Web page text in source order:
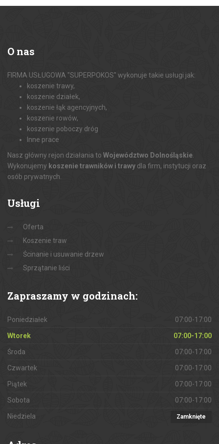
O nas
FIRMA USŁUGOWA "SUPERPOKOS" wykonuje takie usługi jak:
koszenie trawy,
koszenie działek,
koszenie łąk agencyjnych,
koszenie rowów,
koszenie poboczy dróg
Inne prace
Nasz główny rejon działania to Województwo Dolnośląskie
Wykonujemy koszenie trawników i trawy dla firm, instytucji oraz
osób prywatnych.
Usługi
Oferta
Koszenie traw
Ścinanie i usuwanie drzew
Sprzątanie liści
Zapraszamy w godzinach:
Poniedziałek 07:00-17:00
Wtorek 07:00-17:00
Środa 07:00-17:00
Czwartek 07:00-17:00
Piątek 07:00-17:00
Sobota 07:00-17:00
Niedziela Zamknięte